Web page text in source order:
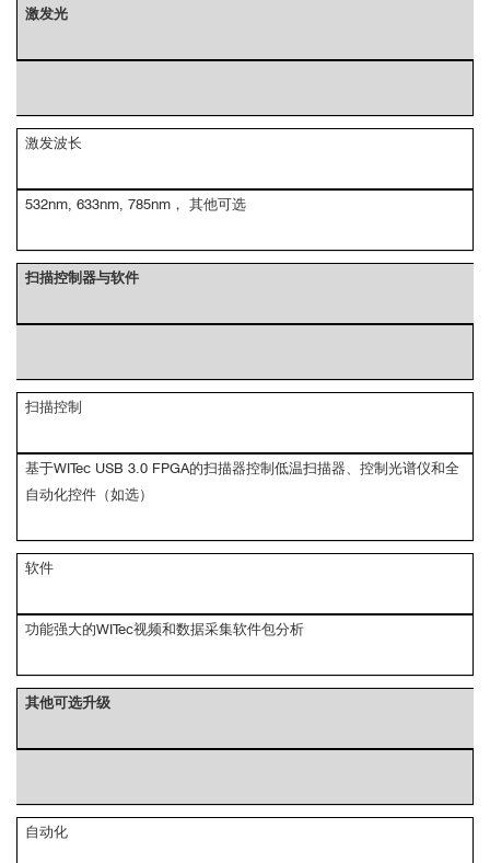
激发光
激发波长
532nm, 633nm, 785nm， 其他可选
扫描控制器与软件
扫描控制
基于WITec USB 3.0 FPGA的扫描器控制低温扫描器、控制光谱仪和全
自动化控件（如选）
软件
功能强大的WITec视频和数据采集软件包分析
其他可选升级
自动化